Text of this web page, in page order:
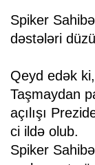
Spiker
dəstələri
Qeyd edək
Taşmaydan
açılışı
ci ildə olub.
Spiker